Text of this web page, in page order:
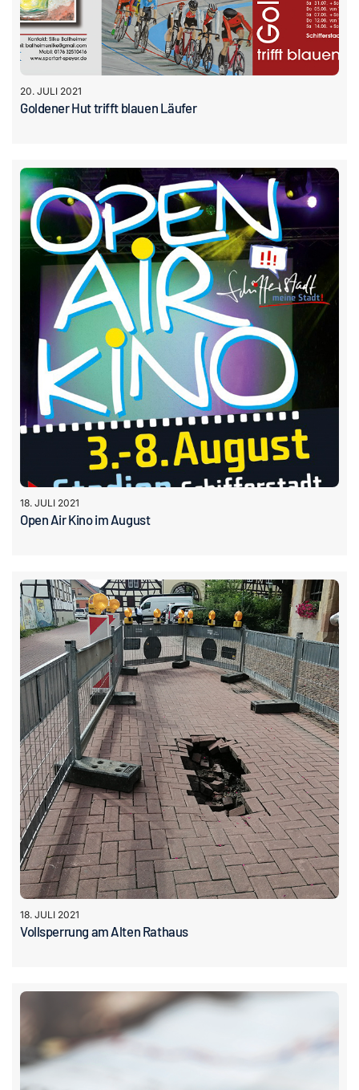
20. JULI 2021
Goldener Hut trifft blauen Läufer
18. JULI 2021
Open Air Kino im August
18. JULI 2021
Vollsperrung am Alten Rathaus